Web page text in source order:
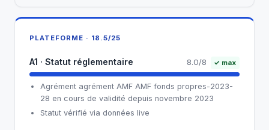
PLATEFORME · 18.5/25
A1 · Statut réglementaire 8.0/8 ✓ max
Agrément agrément AMF AMF fonds propres-2023-
28 en cours de validité depuis novembre 2023
Statut vérifié via données live